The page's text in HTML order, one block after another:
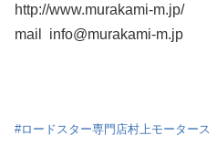
http://www.murakami-m.jp/
mail info@murakami-m.jp
#ロードスター専門店村上モータース